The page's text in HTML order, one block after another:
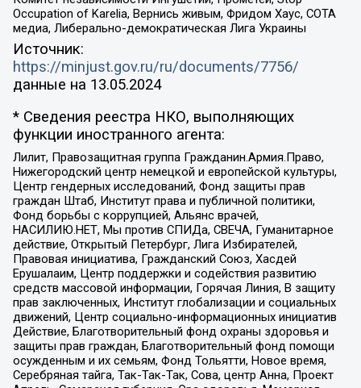
Occupation of Karelia, Вернись живым, Фридом Хаус, СОТА
медиа, Либерально-демократическая Лига Украины
Источник:
https://minjust.gov.ru/ru/documents/7756/
данные на 13.05.2024
* Сведения реестра НКО, выполняющих
функции иностранного агента:
Лилит, Правозащитная группа Гражданин.Армия.Право,
Нижегородский центр немецкой и европейской культуры,
Центр гендерных исследований, Фонд защиты прав
граждан Штаб, Институт права и публичной политики,
Фонд борьбы с коррупцией, Альянс врачей,
НАСИЛИЮ.НЕТ, Мы против СПИДа, СВЕЧА, Гуманитарное
действие, Открытый Петербург, Лига Избирателей,
Правовая инициатива, Гражданский Союз, Хасдей
Ерушалаим, Центр поддержки и содействия развитию
средств массовой информации, Горячая Линия, В защиту
прав заключенных, Институт глобализации и социальных
движений, Центр социально-информационных инициатив
Действие, Благотворительный фонд охраны здоровья и
защиты прав граждан, Благотворительный фонд помощи
осужденным и их семьям, Фонд Тольятти, Новое время,
Серебряная тайга, Так-Так-Так, Сова, центр Анна, Проект